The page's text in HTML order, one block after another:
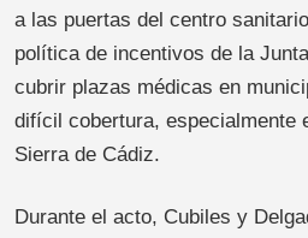
a las puertas del centro
política de incentivos de la
cubrir plazas médicas en
difícil cobertura, especialmente
Sierra de Cádiz.
Durante el acto, Cubiles y